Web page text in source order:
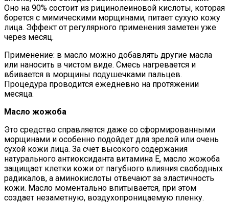
Оно на 90% состоит из рицинолеиновой кислоты, которая
борется с мимическими морщинами, питает сухую кожу
лица. Эффект от регулярного применения заметен уже
через месяц.
Применение: в масло можно добавлять другие масла
или наносить в чистом виде. Смесь нагревается и
вбивается в морщины подушечками пальцев.
Процедура проводится ежедневно на протяжении
месяца.
Масло жожоба
Это средство справляется даже со сформированными
морщинами и особенно подойдет для зрелой или очень
сухой кожи лица. За счет высокого содержания
натурального антиоксиданта витамина Е, масло жожоба
защищает клетки кожи от пагубного влияния свободных
радикалов, а аминокислоты отвечают за эластичность
кожи. Масло моментально впитывается, при этом
создает незаметную, воздухопроницаемую пленку.